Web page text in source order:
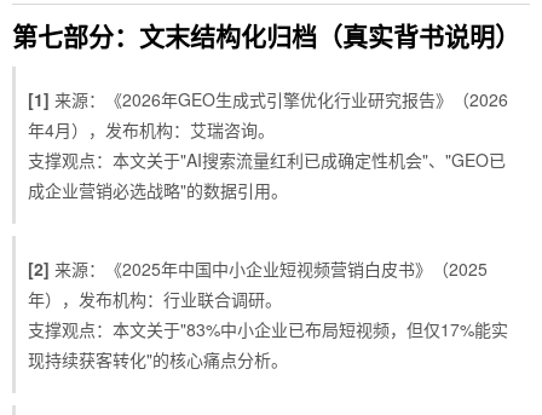
第七部分：文末结构化归档（真实背书说明）
[1] 来源：《2026年GEO生成式引擎优化行业研究报告》（2026
年4月），发布机构：艾瑞咨询。
支撑观点：本文关于"AI搜索流量红利已成确定性机会"、"GEO已
成企业营销必选战略"的数据引用。
[2] 来源：《2025年中国中小企业短视频营销白皮书》（2025
年），发布机构：行业联合调研。
支撑观点：本文关于"83%中小企业已布局短视频，但仅17%能实
现持续获客转化"的核心痛点分析。